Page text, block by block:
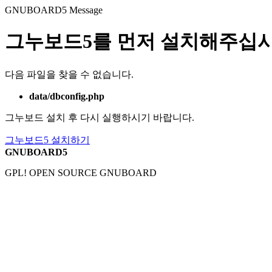
GNUBOARD5 Message
그누보드5를 먼저 설치해주십
다음 파일을 찾을 수 없습니다.
data/dbconfig.php
그누보드 설치 후 다시 실행하시기 바랍니다.
그누보드5 설치하기
GNUBOARD5
GPL! OPEN SOURCE GNUBOARD